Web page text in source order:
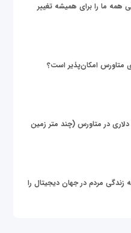
همه ما را برای همیشه تغییر
متاورس امکان‌پذیر است؟
4.3 میلیون دلاری در متاورس (چند متر زمین
مردم در جهان دیجیتال را